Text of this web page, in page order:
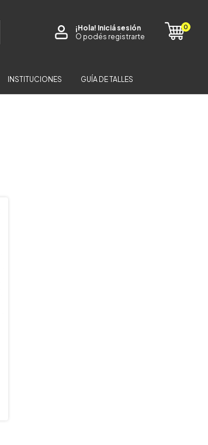
¡Hola! Iniciá sesión
O podés registrarte
0
INSTITUCIONES GUÍA DE TALLES